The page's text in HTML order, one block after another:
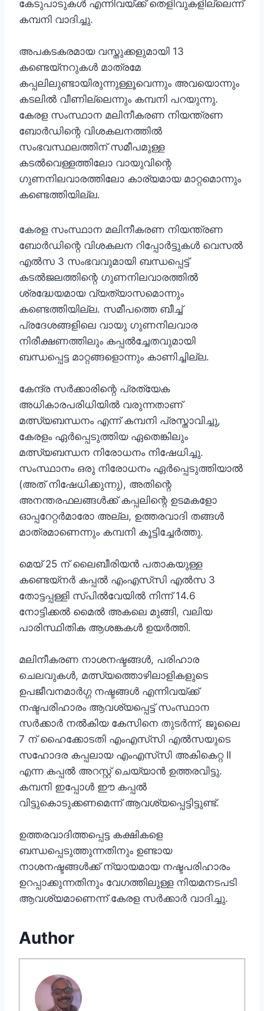
കേടുപാടുകൾ എന്നിവയ്ക്ക് തെളിവുകളില്ലെന്ന്
കമ്പനി വാദിച്ചു.
അപകടകരമായ വസ്തുക്കളുമായി 13
കണ്ടെയ്‌നറുകൾ മാത്രമേ
കപ്പലിലുണ്ടായിരുന്നുള്ളൂവെന്നും അവയൊന്നും
കടലിൽ വീണില്ലെന്നും കമ്പനി പറയുന്നു.
കേരള സംസ്ഥാന മലിനീകരണ നിയന്ത്രണ
ബോർഡിന്റെ വിശകലനത്തിൽ
സംഭവസ്ഥലത്തിന് സമീപമുള്ള
കടൽവെള്ളത്തിലോ വായുവിന്റെ
ഗുണനിലവാരത്തിലോ കാര്യമായ മാറ്റമൊന്നും
കണ്ടെത്തിയില്ല.
കേരള സംസ്ഥാന മലിനീകരണ നിയന്ത്രണ
ബോർഡിന്റെ വിശകലന റിപ്പോർട്ടുകൾ വെസൽ
എൽസ 3 സംഭവവുമായി ബന്ധപ്പെട്ട്
കടൽജലത്തിന്റെ ഗുണനിലവാരത്തിൽ
ശ്രദ്ധേയമായ വ്യത്യാസമൊന്നും
കണ്ടെത്തിയില്ല. സമീപത്തെ ബീച്ച്
പ്രദേശങ്ങളിലെ വായു ഗുണനിലവാര
നിരീക്ഷണത്തിലും കപ്പൽച്ചേതവുമായി
ബന്ധപ്പെട്ട മാറ്റങ്ങളൊന്നും കാണിച്ചില്ല.
കേന്ദ്ര സർക്കാരിന്റെ പ്രത്യേക
അധികാരപരിധിയിൽ വരുന്നതാണ്
മത്സ്യബന്ധനം എന്ന് കമ്പനി പ്രസ്താവിച്ചു,
കേരളം ഏർപ്പെടുത്തിയ ഏതെങ്കിലും
മത്സ്യബന്ധന നിരോധനം നിഷേധിച്ചു.
സംസ്ഥാനം ഒരു നിരോധനം ഏർപ്പെടുത്തിയാൽ
(അത് നിഷേധിക്കുന്നു), അതിന്റെ
അനന്തരഫലങ്ങൾക്ക് കപ്പലിന്റെ ഉടമകളോ
ഓപ്പറേറ്റർമാരോ അല്ല, ഉത്തരവാദി തങ്ങൾ
മാത്രമാണെന്നും കമ്പനി കൂട്ടിച്ചേർത്തു.
മെയ് 25 ന് ലൈബീരിയൻ പതാകയുള്ള
കണ്ടെയ്നർ കപ്പൽ എംഎസ്‌സി എൽസ 3
തോട്ടപ്പള്ളി സ്പിൽവേയിൽ നിന്ന് 14.6
നോട്ടിക്കൽ മൈൽ അകലെ മുങ്ങി, വലിയ
പാരിസ്ഥിതിക ആശങ്കകൾ ഉയർത്തി.
മലിനീകരണ നാശനഷ്ടങ്ങൾ, പരിഹാര
ചെലവുകൾ, മത്സ്യത്തൊഴിലാളികളുടെ
ഉപജീവനമാർഗ്ഗ നഷ്ടങ്ങൾ എന്നിവയ്ക്ക്
നഷ്ടപരിഹാരം ആവശ്യപ്പെട്ട് സംസ്ഥാന
സർക്കാർ നൽകിയ കേസിനെ തുടർന്ന്, ജൂലൈ
7 ന് ഹൈക്കോടതി എംഎസ്‌സി എൽസയുടെ
സഹോദര കപ്പലായ എംഎസ്‌സി അകികെറ്റ II
എന്ന കപ്പൽ അറസ്റ്റ് ചെയ്യാൻ ഉത്തരവിട്ടു.
കമ്പനി ഇപ്പോൾ ഈ കപ്പൽ
വിട്ടുകൊടുക്കണമെന്ന് ആവശ്യപ്പെട്ടിട്ടുണ്ട്.
ഉത്തരവാദിത്തപ്പെട്ട കക്ഷികളെ
ബന്ധപ്പെടുത്തുന്നതിനും ഉണ്ടായ
നാശനഷ്ടങ്ങൾക്ക് ന്യായമായ നഷ്ടപരിഹാരം
ഉറപ്പാക്കുന്നതിനും വേഗത്തിലുള്ള നിയമനടപടി
ആവശ്യമാണെന്ന് കേരള സർക്കാർ വാദിച്ചു.
Author